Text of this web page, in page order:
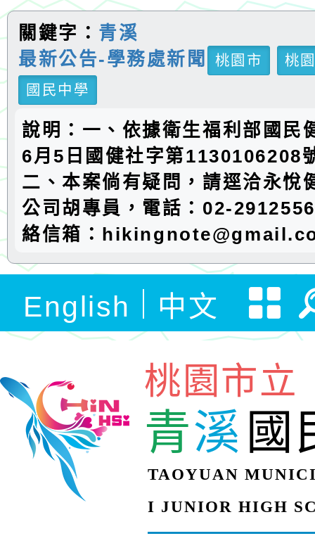
關鍵字： 青溪
最新公告-學務處新聞
桃園市
桃
國民中學
說明：一、依據衛生福利部國民
6月5日國健社字第1130106208
二、本案倘有疑問，請逕洽永悅
公司胡專員，電話：02-
絡信箱：
English 中文
桃園市立
青溪 國
TAOYUAN
I JUNIOR HIGH